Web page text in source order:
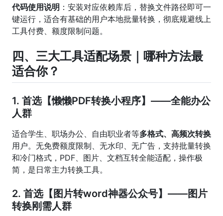
代码使用说明 ：安装对应依赖库后，替换文件路径即可一
键运行，适合有基础的用户本地批量转换，彻底规避线上
工具付费、额度限制问题。
四、三大工具适配场景｜哪种方法最
适合你？
1. 首选【懒懒PDF转换小程序】——全能办公
人群
适合学生、职场办公、自由职业者等多格式、高频次转换
用户。无免费额度限制、无水印、无广告，支持批量转换
和冷门格式，PDF、图片、文档互转全能适配，操作极
简，是日常主力转换工具。
2. 首选【图片转word神器公众号】——图片
转换刚需人群